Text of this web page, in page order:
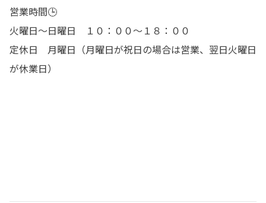
営業時間🕒
火曜日～日曜日 １０：００～１８：００
定休日 月曜日（月曜日が祝日の場合は営業、翌日火曜日
が休業日）